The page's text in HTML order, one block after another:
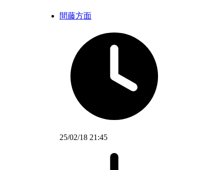
間藤方面
25/02/18 21:45